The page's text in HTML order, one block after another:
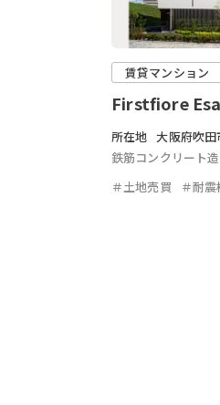
賃貸マンション
Firstfiore
所在地 大阪府吹田
鉄筋コンクリート
＃土地売買
＃耐震